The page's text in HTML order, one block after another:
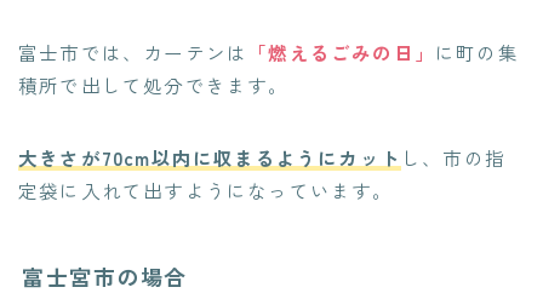
富士市では、カーテンは 「燃えるごみの日」 に町の集
積所で出して処分できます。
大きさが70cm以内に収まるようにカット し、市の指
定袋に入れて出すようになっています。
富士宮市の場合